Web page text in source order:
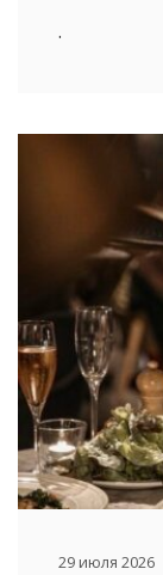
.
29 июля 2026